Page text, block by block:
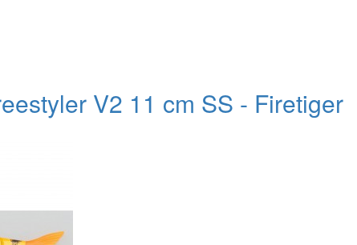
V2 11 cm SS - Firetiger